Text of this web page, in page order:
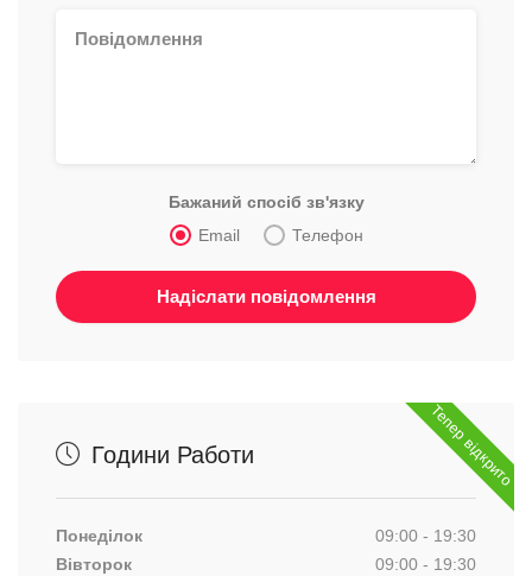
Бажаний спосіб зв'язку
Email
Телефон
Тепер відкрито
Години Работи
Понеділок
09:00 - 19:30
Вівторок
09:00 - 19:30